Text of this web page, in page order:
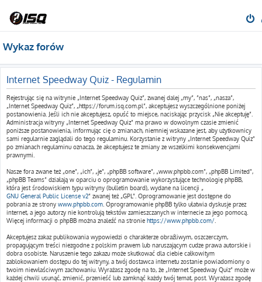
Wykaz forów
Internet Speedway Quiz - Regulamin
Rejestrując się na witrynie „Internet Speedway Quiz”, zwanej dalej „my”, ”nas”, „nasza”,
„Internet Speedway Quiz”, „https://forum.isq.com.pl”, akceptujesz wyszczególnione poniżej
postanowienia. Jeśli ich nie akceptujesz, opuść to miejsce, naciskając przycisk „Nie akceptuję”.
Administracja witryny „Internet Speedway Quiz” ma prawo w dowolnym czasie zmienić
poniższe postanowienia, informując cię o zmianach, niemniej wskazane jest, aby użytkownicy
sami regularnie zaglądali do tego regulaminu. Korzystanie z witryny „Internet Speedway Quiz”
po zmianach regulaminu oznacza, że akceptujesz te zmiany ze wszelkimi konsekwencjami
prawnymi.
Nasze fora zwane też „one”, „ich”, „je”, „phpBB software”, „www.phpbb.com”, „phpBB Limited”,
„phpBB Teams” działają w oparciu o oprogramowanie wykorzystujące technologię phpBB,
która jest środowiskiem typu witryny (bulletin board), wydane na licencji „
GNU General Public License v2” zwanej też „GPL”. Oprogramowanie jest dostępne do
pobrania ze strony www.phpbb.com . Oprogramowanie phpBB tylko ułatwia dyskusje przez
internet, a jego autorzy nie kontrolują tekstów zamieszczanych w internecie za jego pomocą.
Więcej informacji o phpBB można znaleźć na stronie https://www.phpbb.com/
Akceptujesz zakaz publikowania wypowiedzi o charakterze obraźliwym, oszczerczym,
propagującym treści niezgodne z polskim prawem lub naruszającym cudze prawa autorskie i
dobra osobiste. Naruszenie tego zakazu może skutkować dla ciebie całkowitym
zablokowaniem dostępu do tej witryny, a twój dostawca internetu zostanie powiadomiony o
twoim niewłaściwym zachowaniu. Wyrażasz zgodę na to, że „Internet Speedway Quiz” może w
każdej chwili usunąć, zmienić, przenieść lub zamknąć każdy twój temat, post. Wyrażasz zgodę